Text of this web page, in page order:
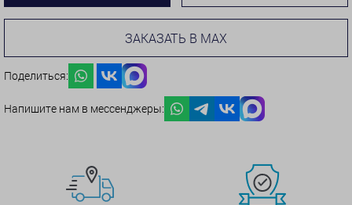
ЗАКАЗАТЬ В MAX
Поделиться:
Напишите нам в мессенджеры: